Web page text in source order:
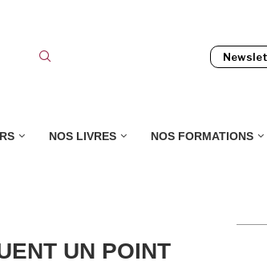
NOS LIVRES NOS FORMATIONS
UN POINT